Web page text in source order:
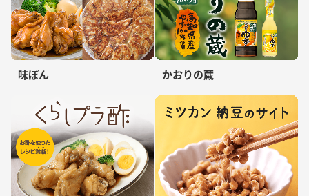
味ぽん かおりの蔵